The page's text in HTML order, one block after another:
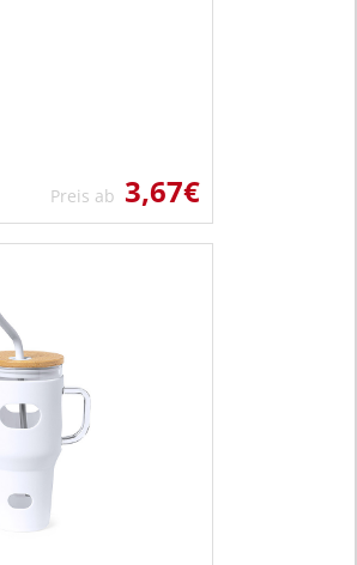
Preis ab 3,67€